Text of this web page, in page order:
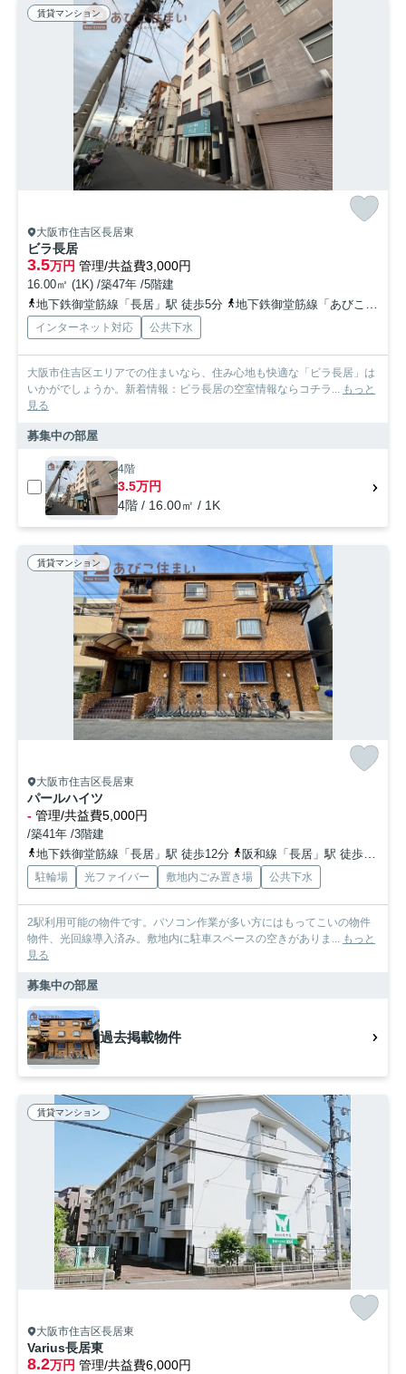
賃貸マンション
大阪市住吉区長居東
ビラ長居
3.5万円 管理/共益費3,000円
16.00㎡ (1K) /築47年 /5階建
地下鉄御堂筋線「長居」駅 徒歩5分
地下鉄御堂筋線「あびこ」駅 徒歩16分
インターネット対応 公共下水
大阪市住吉区エリアでの住まいなら、住み心地も快適な「ビラ長居」は
いかがでしょうか。新着情報：ビラ長居の空室情報ならコチラ...
もっと
見る
募集中の部屋
4階
3.5万円
4階 / 16.00㎡ / 1K
賃貸マンション
大阪市住吉区長居東
パールハイツ
- 管理/共益費5,000円
/築41年 /3階建
地下鉄御堂筋線「長居」駅 徒歩12分
阪和線「長居」駅 徒歩15分
駐輪場 光ファイバー 敷地内ごみ置き場 公共下水
2駅利用可能の物件です。パソコン作業が多い方にはもってこいの物件
物件、光回線導入済み。敷地内に駐車スペースの空きがありま...
もっと
見る
募集中の部屋
過去掲載物件
賃貸マンション
大阪市住吉区長居東
Varius長居東
8.2万円 管理/共益費6,000円